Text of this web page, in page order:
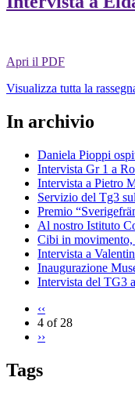
Apri il PDF
Visualizza tutta la
In archivio
Daniela Pioppi
Intervista Gr 1 a
Intervista a Pietro
Servizio del Tg3
Premio
Al nostro Istituto
Cibi in movimento,
Intervista a
Inaugurazione
Intervista del TG3
‹‹
4 of 28
››
Tags